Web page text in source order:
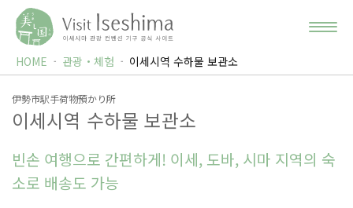
HOME 관광・체험 이세시역 수하물 보관소
伊勢市駅手荷物預かり所
이세시역 수하물 보관소
빈손 여행으로 간편하게! 이세, 도바, 시마 지역의 숙
소로 배송도 가능